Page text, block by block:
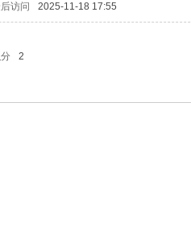
访问 2025-11-18 17:55
2